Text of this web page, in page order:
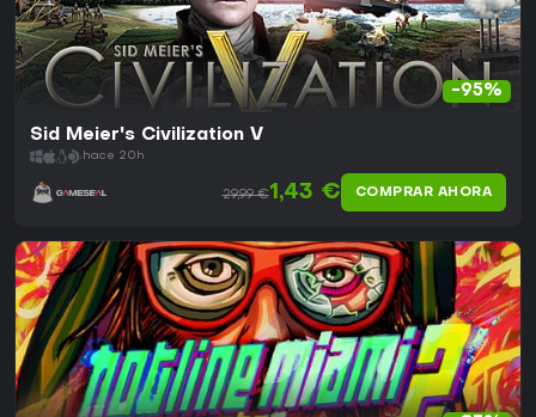
-95%
Sid Meier's Civilization V
hace 20h
29,99 €1,43 € COMPRAR AHORA